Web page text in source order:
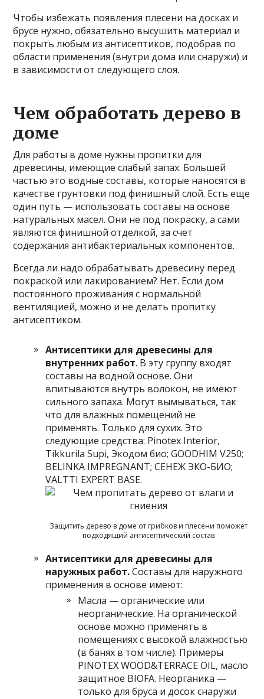
Чтобы избежать появления плесени на досках и
брусе нужно, обязательно высушить материал и
покрыть любым из антисептиков, подобрав по
области применения (внутри дома или снаружи) и
в зависимости от следующего слоя.
Чем обработать дерево в
доме
Для работы в доме нужны пропитки для
древесины, имеющие слабый запах. Большей
частью это водные составы, которые наносятся в
качестве грунтовки под финишный слой. Есть еще
один путь — использовать составы на основе
натуральных масел. Они не под покраску, а сами
являются финишной отделкой, за счет
содержания антибактериальных компонентов.
Всегда ли надо обрабатывать древесину перед
покраской или лакированием? Нет. Если дом
постоянного проживания с нормальной
вентиляцией, можно и не делать пропитку
антисептиком.
Антисептики для древесины для
внутренних работ. В эту группу входят
составы на водной основе. Они
впитываются внутрь волокон, не имеют
сильного запаха. Могут вымываться, так
что для влажных помещений не
применять. Только для сухих. Это
следующие средства: Pinotex Interior,
Tikkurila Supi, Экодом био; GOODHIM V250;
BELINKA IMPREGNANT; СЕНЕЖ ЭКО-БИО;
VALTTI EXPERT BASE.
Защитить дерево в доме от грибков и плесени поможет
подходящий антисептический состав
Антисептики для древесины для
наружных работ.Составы для наружного
применения в основе имеют:
Масла — органические или
неорганические. На органической
основе можно применять в
помещениях с высокой влажностью
(в банях в том числе). Примеры
PINOTEX WOOD&TERRACE OIL, масло
защитное BIOFA. Неорганика —
только для бруса и досок снаружи